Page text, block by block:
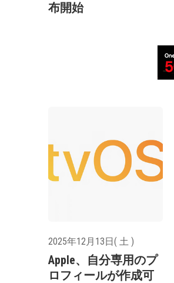
布開始
2025年12月13日( 土 )
Apple、自分専用のプ
ロフィールが作成可